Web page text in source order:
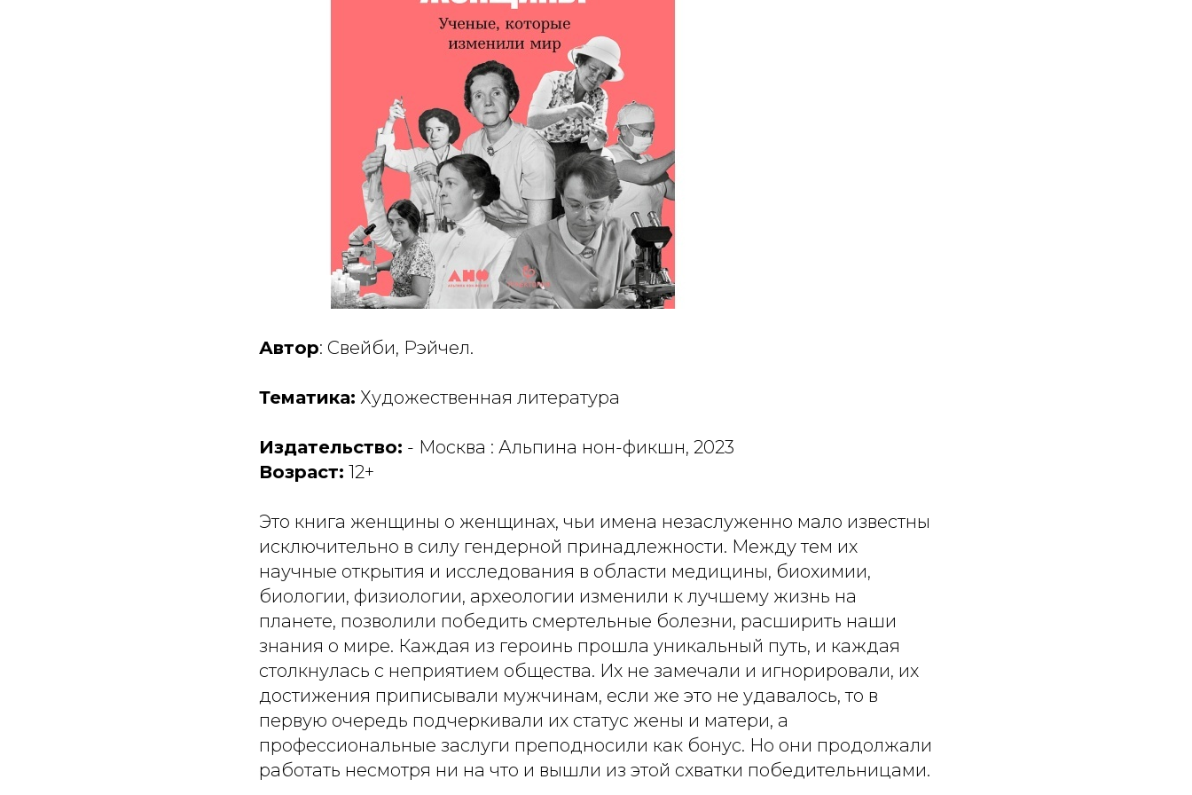
Автор: Свейби, Рэйчел.
Тематика: Художественная литература
Издательство: - Москва : Альпина нон-фикшн, 2023
Возраст: 12+
Это книга женщины о женщинах, чьи имена незаслуженно мало известны
исключительно в силу гендерной принадлежности. Между тем их
научные открытия и исследования в области медицины, биохимии,
биологии, физиологии, археологии изменили к лучшему жизнь на
планете, позволили победить смертельные болезни, расширить наши
знания о мире. Каждая из героинь прошла уникальный путь, и каждая
столкнулась с неприятием общества. Их не замечали и игнорировали, их
достижения приписывали мужчинам, если же это не удавалось, то в
первую очередь подчеркивали их статус жены и матери, а
профессиональные заслуги преподносили как бонус. Но они продолжали
работать несмотря ни на что и вышли из этой схватки победительницами.